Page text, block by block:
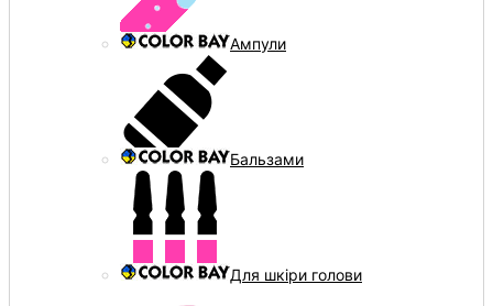
Ампули
Бальзами
Для шкіри голови